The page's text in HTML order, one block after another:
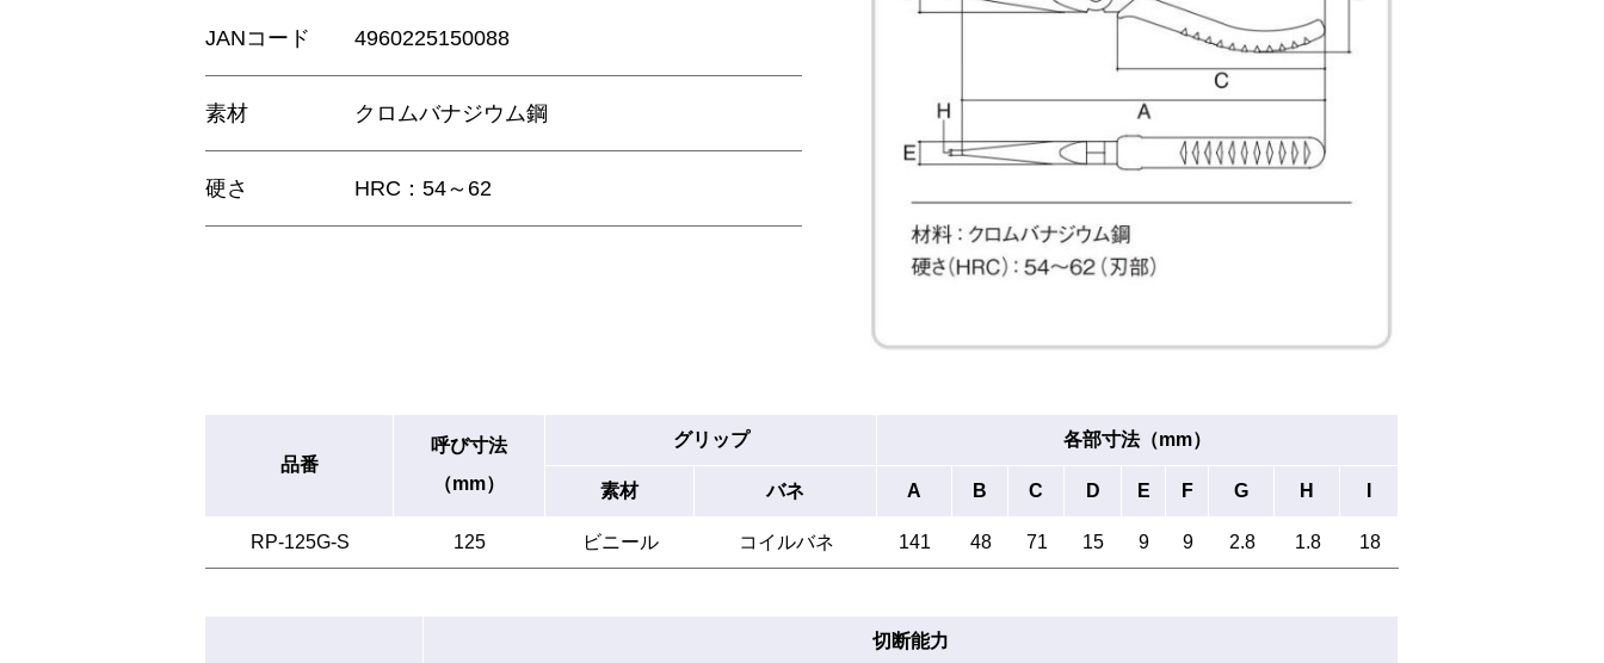
JANコード 4960225150088
素材 クロムバナジウム鋼
硬さ HRC：54～62
品番
呼び寸法
（mm）
グリップ 各部寸法（mm）
素材 バネ A B C D E F G H
RP-125G-S 125 ビニール コイルバネ 141 48 71 15 9 9 2.8 1.8 18
切断能力